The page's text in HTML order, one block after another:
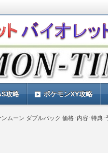
TIMES』
をお届けする『POKEMON-
得な情報なども紹介していき
攻略 ポケモンXY攻略
ムーン ダブルパック 価格･内容･特典･